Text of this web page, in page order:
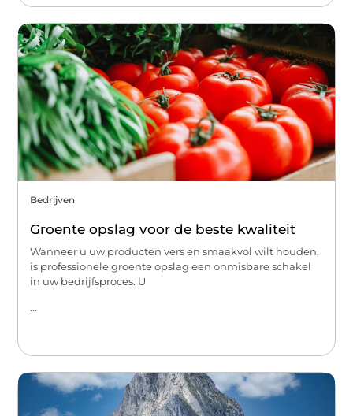
Bedrijven
Groente opslag voor de beste kwaliteit
Wanneer u uw producten vers en smaakvol wilt houden,
is professionele groente opslag een onmisbare schakel
in uw bedrijfsproces. U
...